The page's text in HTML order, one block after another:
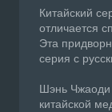
Китайский
отличается
Эта
серия с
Шэнь
китайской